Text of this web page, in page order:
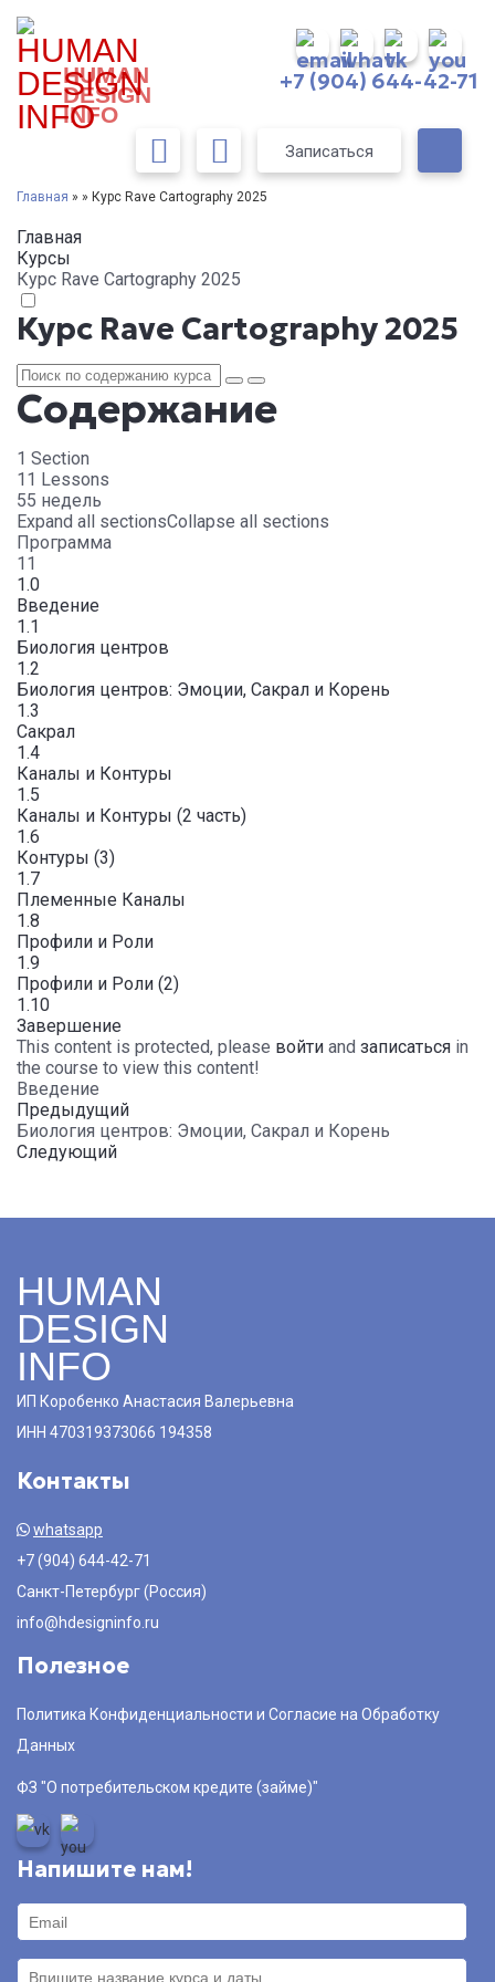
HUMAN
DESIGN
INFO
+7 (904) 644-42-71
Записаться
Главная » » Курс Rave Cartography 2025
Главная
Курсы
Курс Rave Cartography 2025
Курс Rave Cartography 2025
Содержание
1 Section
11 Lessons
55 недель
Expand all sectionsCollapse all sections
Программа
11
1.0
Введение
1.1
Биология центров
1.2
Биология центров: Эмоции, Сакрал и Корень
1.3
Сакрал
1.4
Каналы и Контуры
1.5
Каналы и Контуры (2 часть)
1.6
Контуры (3)
1.7
Племенные Каналы
1.8
Профили и Роли
1.9
Профили и Роли (2)
1.10
Завершение
This content is protected, please войти and записаться in
the course to view this content!
Введение
Предыдущий
Биология центров: Эмоции, Сакрал и Корень
Следующий
HUMAN
DESIGN
INFO
ИП Коробенко Анастасия Валерьевна
ИНН 470319373066 194358
Контакты
whatsapp
+7 (904) 644-42-71
Санкт-Петербург (Россия)
info@hdesigninfo.ru
Полезное
Политика Конфиденциальности и Согласие на Обработку
Данных
ФЗ "О потребительском кредите (займе)"
Напишите нам!